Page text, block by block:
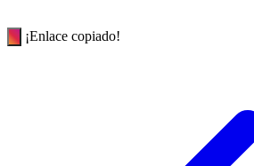
¡Enlace copiado!